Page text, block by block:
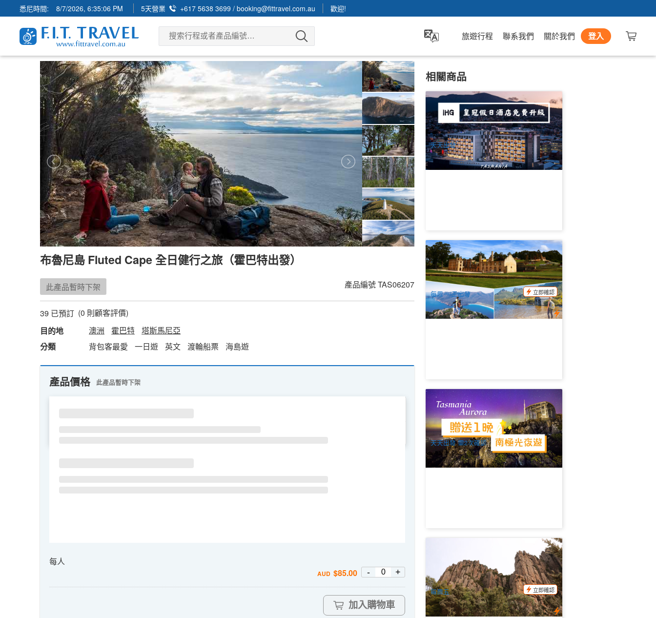
悉尼時間: 8/7/2026, 6:35:07 PM 5天營業 +617 5638 3699 /booking@fittravel.com.au 歡迎!
旅遊行程 聯系我們 關於我們 登入
布魯尼島 Fluted Cape 全日健行之旅（霍巴特出發）
此產品暫時下架 產品編號TAS06207
39 已預訂 (0 則顧客評價)
目的地
澳洲 霍巴特
塔斯馬尼亞
分類
背包客最愛 一日遊 英文 渡輪船票 海島遊
產品價格 此產品暫時下架
每人
AUD $85.00 - +
加入購物車
相關商品
5-9月限定特惠 | 塔斯馬尼亞南極光之旅中
文3日遊 | IHG皇冠假日酒店免費升級
0 已預訂
AUD $752.00 $790.00
TAS06138Crown
天天出發
塔斯三日超級精選套餐：亞瑟港 + 酒杯灣
+ 搖籃山(英文, 霍巴特出發/朗賽斯頓結束)
59 已預訂
AUD $536.00 $570.00
TAS06000
每周一/三出發
立即確認
2026年5-9月南極光 | 塔斯馬尼亞追光之
旅中文5日遊
994 已預訂
AUD $819.00 $860.00
TAS06145
天天出發 需2次確認
威靈頓山 山頂尖峰 2小時巴士遊（英文,
霍巴特出發）
39 已預訂
AUD $55.00
TAS06765
每周五
立即確認